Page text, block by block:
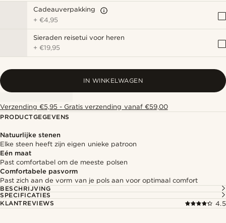
Cadeauverpakking
+€4,95
Sieraden reisetui voor heren
+€19,95
IN WINKELWAGEN
Verzending €5,95 - Gratis verzending vanaf €59,00
PRODUCTGEGEVENS
Natuurlijke stenen
Elke steen heeft zijn eigen unieke patroon
Eén maat
Past comfortabel om de meeste polsen
Comfortabele pasvorm
Past zich aan de vorm van je pols aan voor optimaal comfort
BESCHRIJVING
SPECIFICATIES
KLANTREVIEWS
4.5